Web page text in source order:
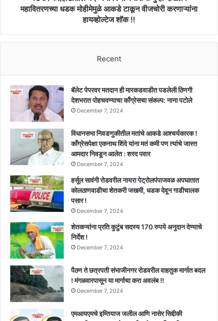
मोहीमेमुळे
वीजचोरी
महावितरणच्या धडक मोहीमेमुळे आकडे टाकून वीजचोरी करणाऱ्यांना
हायव्होल्टेज शॉक !!
Recent
बॅलेट पेपरवर मतदान ही मारकडवाडीत पडलेली ठिणगी
देशभरात पोहचवण्याचा काँग्रेसचा संकल्प: नाना पटोले
December 7, 2024
विधानसभा निवडणुकीतील मतांचे आकडे आश्चर्यकारक !
काँग्रेसपेक्षा एकनाथ शिंदे यांना मतं कमी पण त्यांचे जास्त
आमदार निवडून आलेत : शरद पवार
December 7, 2024
हर्सूल सावंगी रोडवरील नायरा पेट्रोलपंपाजवळ अपघातात
कोलठाणवाडीचा शेतकरी जखमी, धडक देवून गाडीचालक
पसार !
December 7, 2024
शेतकऱ्यांना प्रति कुटुंब सदस्य 170 रुपये अनुदान देण्याचे
निर्देश !
December 7, 2024
पैठण ते छत्रपती संभाजीनगर रोडवरील वाहतुक मार्गात बदल
! मंगळवारपासून या मार्गाचा करा अवलंब !!
December 7, 2024
एमआयएमचे इम्तियाज जलील आणि नासेर सिद्दीकी